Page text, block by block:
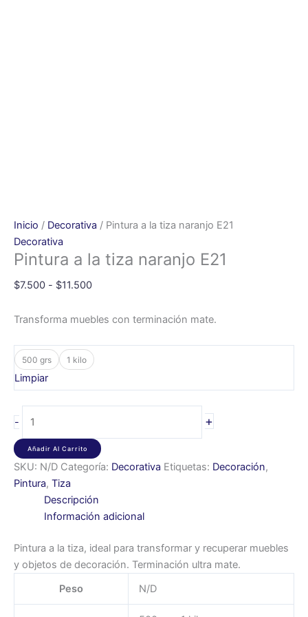
Inicio / Decorativa / Pintura a la tiza naranjo E21
Decorativa
Pintura a la tiza naranjo E21
$7.500 - $11.500
Transforma muebles con terminación mate.
500 grs 1 kilo
Limpiar
- +
Añadir Al Carrito
SKU: N/D Categoría: Decorativa Etiquetas: Decoración,
Pintura, Tiza
Descripción
Información adicional
Pintura a la tiza, ideal para transformar y recuperar muebles
y objetos de decoración. Terminación ultra mate.
Peso
N/D